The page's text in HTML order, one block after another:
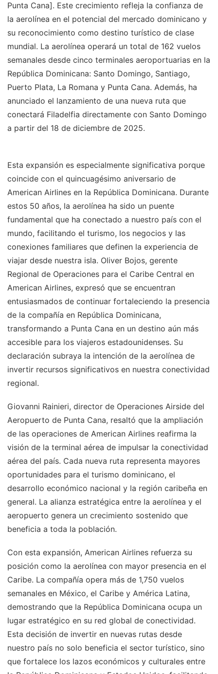
Punta Cana]. Este crecimiento refleja la confianza de
la aerolínea en el potencial del mercado dominicano y
su reconocimiento como destino turístico de clase
mundial. La aerolínea operará un total de 162 vuelos
semanales desde cinco terminales aeroportuarias en la
República Dominicana: Santo Domingo, Santiago,
Puerto Plata, La Romana y Punta Cana. Además, ha
anunciado el lanzamiento de una nueva ruta que
conectará Filadelfia directamente con Santo Domingo
a partir del 18 de diciembre de 2025.
Esta expansión es especialmente significativa porque
coincide con el quincuagésimo aniversario de
American Airlines en la República Dominicana. Durante
estos 50 años, la aerolínea ha sido un puente
fundamental que ha conectado a nuestro país con el
mundo, facilitando el turismo, los negocios y las
conexiones familiares que definen la experiencia de
viajar desde nuestra isla. Oliver Bojos, gerente
Regional de Operaciones para el Caribe Central en
American Airlines, expresó que se encuentran
entusiasmados de continuar fortaleciendo la presencia
de la compañía en República Dominicana,
transformando a Punta Cana en un destino aún más
accesible para los viajeros estadounidenses. Su
declaración subraya la intención de la aerolínea de
invertir recursos significativos en nuestra conectividad
regional.
Giovanni Rainieri, director de Operaciones Airside del
Aeropuerto de Punta Cana, resaltó que la ampliación
de las operaciones de American Airlines reafirma la
visión de la terminal aérea de impulsar la conectividad
aérea del país. Cada nueva ruta representa mayores
oportunidades para el turismo dominicano, el
desarrollo económico nacional y la región caribeña en
general. La alianza estratégica entre la aerolínea y el
aeropuerto genera un crecimiento sostenido que
beneficia a toda la población.
Con esta expansión, American Airlines refuerza su
posición como la aerolínea con mayor presencia en el
Caribe. La compañía opera más de 1,750 vuelos
semanales en México, el Caribe y América Latina,
demostrando que la República Dominicana ocupa un
lugar estratégico en su red global de conectividad.
Esta decisión de invertir en nuevas rutas desde
nuestro país no solo beneficia el sector turístico, sino
que fortalece los lazos económicos y culturales entre